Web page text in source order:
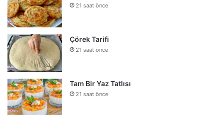
21 saat önce
Çörek Tarifi
21 saat önce
Tam Bir Yaz Tatlısı
21 saat önce